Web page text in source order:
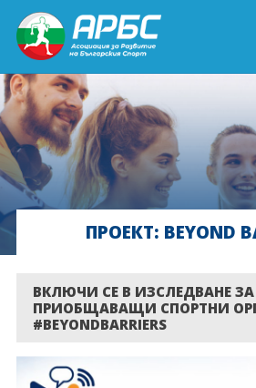
ENGLISH
СПОРТ БЛИЗО ДО ТЕБ
ТЕКУЩИ ПРОЕКТИ
ОНЛАЙН ОБУЧЕНИЯ
ПРОЕКТ: BEYOND
ВКЛЮЧИ СЕ В ИЗСЛЕДВАНЕ ЗА
ПРИОБЩАВАЩИ СПОРТНИ
#BEYONDBARRIERS